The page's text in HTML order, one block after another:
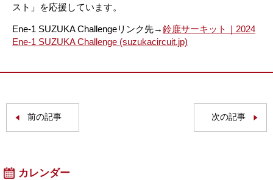
スト」を応援しています。
Ene-1 SUZUKA Challengeリンク先→鈴鹿サーキット｜2024
Ene-1 SUZUKA Challenge (suzukacircuit.jp)
前の記事 次の記事
カレンダー